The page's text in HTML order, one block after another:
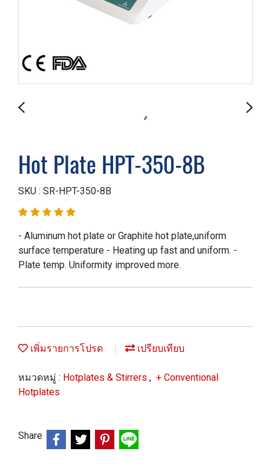
Hot Plate HPT-350-8B
SKU : SR-HPT-350-8B
- Aluminum hot plate or Graphite hot plate,uniform
surface temperature - Heating up fast and uniform. -
Plate temp. Uniformity improved more.
เพิ่มรายการโปรด เปรียบเทียบ
หมวดหมู่ : Hotplates & Stirrers , + Conventional
Hotplates
Share